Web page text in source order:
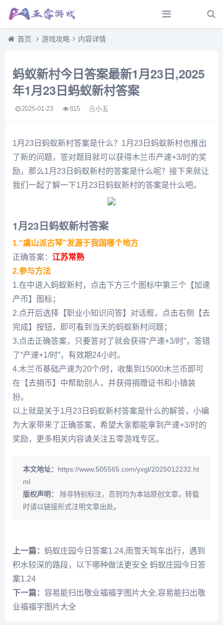
首页 游戏攻略 内容详情
蚂蚁新村今日答案最新1月23日,2025
年1月23日蚂蚁新村答案
2025-01-23 815 小五
1月23日蚂蚁新村答案是什么？1月23日蚂蚁新村也推出
了新的问题，答对题目就可以获得木兰币产速+3/时的奖
励，那么1月23日蚂蚁新村的答案是什么呢？接下来就让
我们一起了解一下1月23日蚂蚁新村的答案是什么吧。
1月23日蚂蚁新村答案
1.“虞山派古琴”发源于我国哪个地方
正确答案： 江苏常熟
2.参与方法
1.在中进入蚂蚁新村，点击下方三个图标中第三个【加速
产币】图标；
2.点开后选择【职业小知识问答】对话框，点击右侧【去
完成】按钮，即可看到当天的蚂蚁新村问题；
3.点击正确答案，只要答对了就会获得“产速+3/时”，答错
了“产速+1/时”，有效期24小时。
4.木兰币基础产速为20个/时，收集到15000木兰币即可
在【去捐币】中帮助别人，并获得捐赠证书和小镇装
扮。
以上就是关于1月23日蚂蚁新村答案是什么的解答，小编
为大家带来了正确答案，希望大家都能拿到产速+3/时的
奖励，更多相关内容请关注五零游戏专区。
本文地址： https://www.505565.com/yxgl/2025012232.ht
ml
版权声明：
除非特别标注，否则均为本站原创文章，转载
时请以链接形式注明文章出处。
上一篇： 蚂蚁庄园今日答案1.24,雨雪天驾车出行，遇到
积水较深的路段，以下哪种做法更安全 蚂蚁庄园今日答
案1.24
下一篇： 容易能扫出敬业福福字图片大全,容易能扫出敬
业福福字图片大全